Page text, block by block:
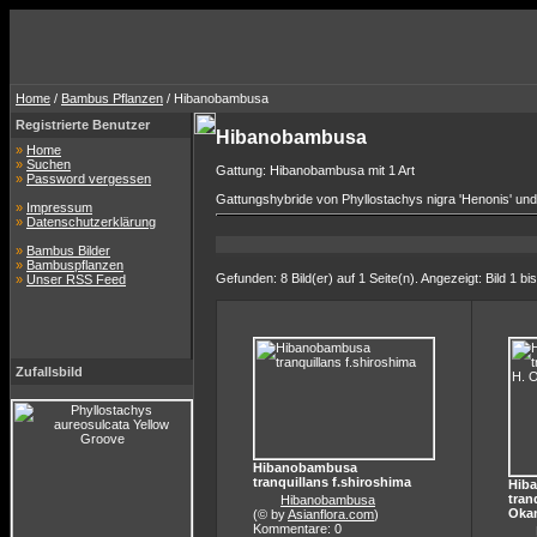
Home / Bambus Pflanzen / Hibanobambusa
Registrierte Benutzer
» Home
» Suchen
» Password vergessen
» Impressum
» Datenschutzerklärung
» Bambus Bilder
» Bambuspflanzen
» Unser RSS Feed
Zufallsbild
Hibanobambusa
Gattung: Hibanobambusa mit 1 Art
Gattungshybride von Phyllostachys nigra 'Henonis'
Gefunden: 8 Bild(er) auf 1 Seite(n). Angezeigt: Bild 1
Hibanobambusa
tranquillans f.shiroshima
Hibanobambusa
(© byAsianflora.com)
Kommentare: 0